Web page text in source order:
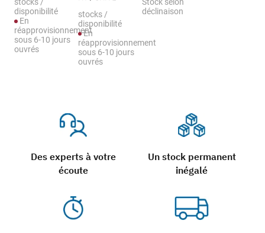
Des experts à votre
écoute
Un stock permanent
inégalé
disponibilité
En
réapprovisionnement
sous 6-10 jours
ouvrés
stocks /
disponibilité
En
réapprovisionnement
sous 6-10 jours
ouvrés
déclinaison